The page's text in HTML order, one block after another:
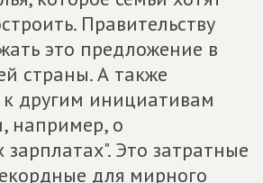
Правительству
это предложение в
страны. А также
к другим инициативам
например, о
зарплатах". Это затратные
для мирного